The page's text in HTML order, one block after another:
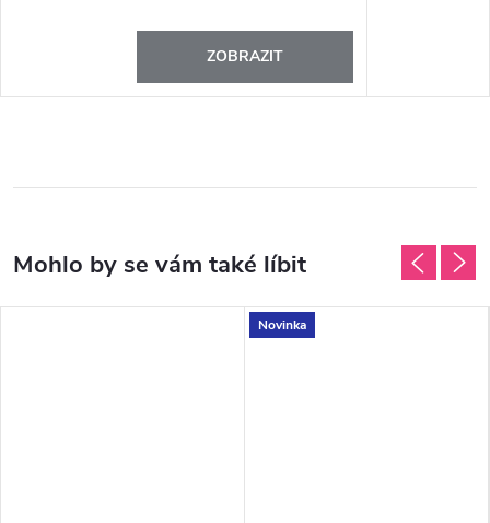
ZOBRAZIT
Novinka